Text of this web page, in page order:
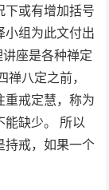
下或有增加括号
小组为此文付出
座是各种禅定
八定之前，
重戒定慧，称为
能缺少。 所以
持戒，如果一个